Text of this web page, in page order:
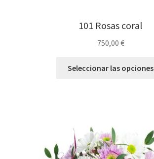
101 Rosas coral
750,00 €
Seleccionar las opciones